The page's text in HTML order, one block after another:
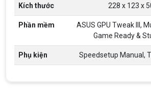
Kích thước 228 x 123 x
Phần mềm
ASUS GPU Tweak III,
Game Ready &
Phụ kiện Speedsetup Manual,
Nguyễn Thắng.
Cấu hình máy tính
SketchUp mạnh,
Tìm hiểu ngay cấu hình
Revit SketchUp mạnh,
dân thiết kế, kiến trúc
thông tin sử dụng